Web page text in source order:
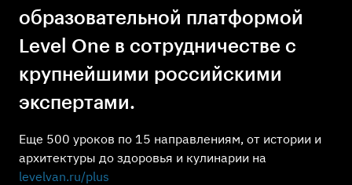
образовательной платформой
Level One в сотрудничестве с
крупнейшими российскими
экспертами.
Еще 500 уроков по 15 направлениям, от истории и
архитектуры до здоровья и кулинарии на
levelvan.ru/plus